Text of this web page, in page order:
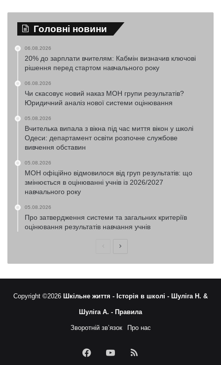
Головні новини
06.08.2026
20% до зарплати вчителям: Кабмін визначив ключові
рішення перед стартом навчального року
06.08.2026
Чи скасовує новий наказ МОН групи результатів?
Юридичний аналіз нової системи оцінювання
05.08.2026
Вчителька випала з вікна під час миття вікон у школі
Одеси: департамент освіти розпочне службове
вивчення обставин
05.08.2026
МОН офіційно відмовилося від груп результатів: що
змінюється в оцінюванні учнів із 2026/2027
навчального року
05.08.2026
Про затвердження системи та загальних критеріїв
оцінювання результатів навчання учнів
ПопередняНаступна
Copyright ©2026 Шкільне життя - Історія в школі - Шуліга Н. &
Шуліга А. - Правила
Зворотній зв’язок Про нас
FacebookYouTubeRSS